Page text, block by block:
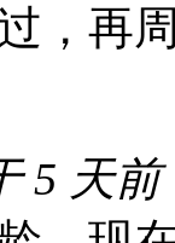
，再
5 天前